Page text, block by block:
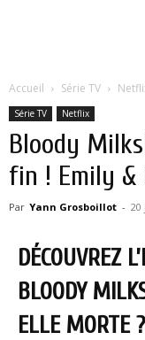
Accueil Série TV
Série TV Netflix
Bloody
fin ! Emily &
Par Yann Grosboillot - 20
DÉCOUVREZ
BLOODY
ELLE MORTE ?